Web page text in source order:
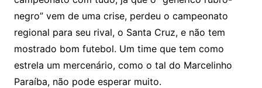
negro” vem de uma crise, perdeu o campeonato
regional para seu rival, o Santa Cruz, e não tem
mostrado bom futebol. Um time que tem como
estrela um mercenário, como o tal do Marcelinho
Paraíba, não pode esperar muito.